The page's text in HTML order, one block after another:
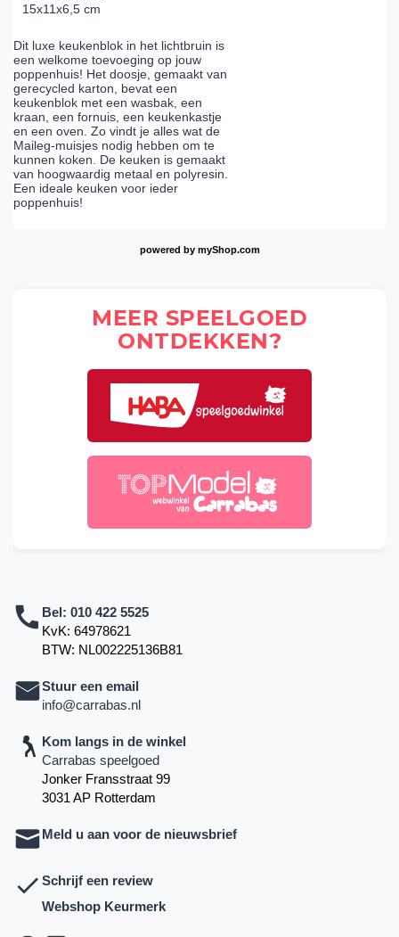
15x11x6,5 cm
Dit luxe keukenblok in het lichtbruin is
een welkome toevoeging op jouw
poppenhuis! Het doosje, gemaakt van
gerecycled karton, bevat een
keukenblok met een wasbak, een
kraan, een fornuis, een keukenkastje
en een oven. Zo vindt je alles wat de
Maileg-muisjes nodig hebben om te
kunnen koken. De keuken is gemaakt
van hoogwaardig metaal en polyresin.
Een ideale keuken voor ieder
poppenhuis!
powered by myShop.com
MEER SPEELGOED
ONTDEKKEN?
Bel: 010 422 5525
KvK: 64978621
BTW: NL002225136B81
Stuur een email
info@carrabas.nl
Kom langs in de winkel
Carrabas speelgoed
Jonker Fransstraat 99
3031 AP Rotterdam
Meld u aan voor de nieuwsbrief
Schrijf een review
Webshop Keurmerk